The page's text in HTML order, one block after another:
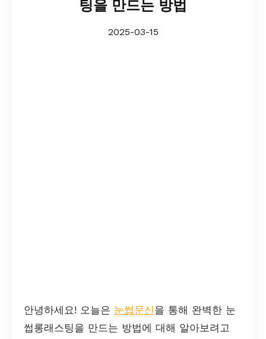
팅을 만드는 방법
2025-03-15
안녕하세요! 오늘은 눈썹문신을 통해 완벽한 눈
썹롱래스팅을 만드는 방법에 대해 알아보려고